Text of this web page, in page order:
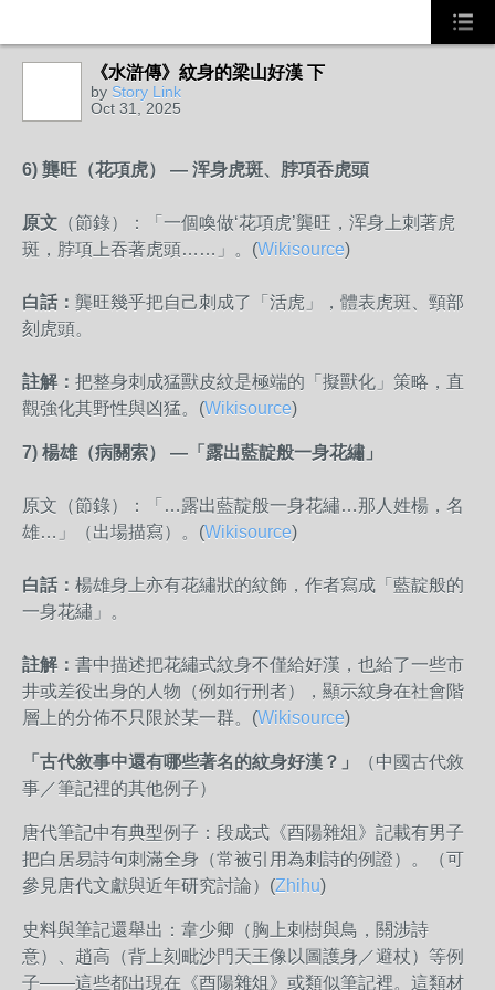
《水滸傳》紋身的梁山好漢 下
by Story Link
Oct 31, 2025
6) 龔旺（花項虎） — 浑身虎斑、脖項吞虎頭
原文 （節錄）：「一個喚做‘花項虎’龔旺，浑身上刺著虎
斑，脖項上吞著虎頭……」。 (Wikisource)
白話： 龔旺幾乎把自己刺成了「活虎」，體表虎斑、頸部
刻虎頭。
註解： 把整身刺成猛獸皮紋是極端的「擬獸化」策略，直
觀強化其野性與凶猛。 (Wikisource)
7) 楊雄（病關索） — 「露出藍靛般一身花繡」
原文（節錄）：「…露出藍靛般一身花繡…那人姓楊，名
雄…」（出場描寫）。 (Wikisource)
白話： 楊雄身上亦有花繡狀的紋飾，作者寫成「藍靛般的
一身花繡」。
註解： 書中描述把花繡式紋身不僅給好漢，也給了一些市
井或差役出身的人物（例如行刑者），顯示紋身在社會階
層上的分佈不只限於某一群。 (Wikisource)
「古代敘事中還有哪些著名的紋身好漢？」
（中國古代敘
事／筆記裡的其他例子）
唐代筆記中有典型例子：段成式《酉陽雜俎》記載有男子
把白居易詩句刺滿全身（常被引用為刺詩的例證）。（可
參見唐代文獻與近年研究討論）(Zhihu)
史料與筆記還舉出：韋少卿（胸上刺樹與鳥，關涉詩
意）、趙高（背上刻毗沙門天王像以圖護身／避杖）等例
子——這些都出現在《酉陽雜俎》或類似筆記裡。這類材